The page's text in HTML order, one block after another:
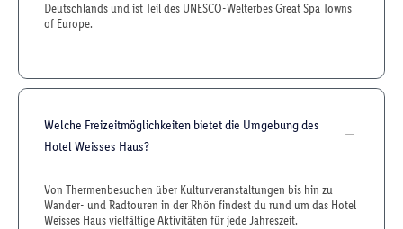
Deutschlands und ist Teil des UNESCO-Welterbes Great Spa Towns
of Europe.
Welche Freizeitmöglichkeiten bietet die Umgebung des
Hotel Weisses Haus?
Von Thermenbesuchen über Kulturveranstaltungen bis hin zu
Wander- und Radtouren in der Rhön findest du rund um das Hotel
Weisses Haus vielfältige Aktivitäten für jede Jahreszeit.